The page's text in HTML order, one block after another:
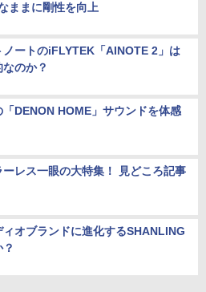
ままに剛性を向上
ノートのiFLYTEK「AINOTE 2」は
のか？
DENON HOME」サウンドを体感
ーレス一眼の大特集！ 見どころ記事
ィオブランドに進化するSHANLING